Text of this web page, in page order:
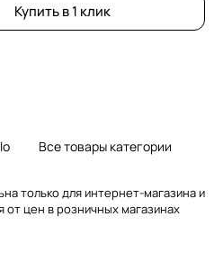
Купить в 1 клик
Все товары категории
только для интернет-магазина и
от цен в розничных магазинах